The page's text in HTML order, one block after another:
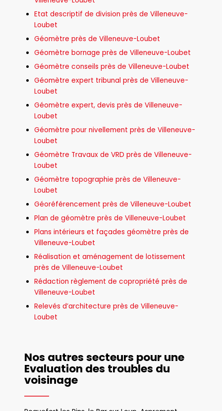
Etat descriptif de division près de Villeneuve-
Loubet
Géomètre près de Villeneuve-Loubet
Géomètre bornage près de Villeneuve-Loubet
Géomètre conseils près de Villeneuve-Loubet
Géomètre expert tribunal près de Villeneuve-
Loubet
Géomètre expert, devis près de Villeneuve-
Loubet
Géomètre pour nivellement près de Villeneuve-
Loubet
Géomètre Travaux de VRD près de Villeneuve-
Loubet
Géomètre topographie près de Villeneuve-
Loubet
Géoréférencement près de Villeneuve-Loubet
Plan de géomètre près de Villeneuve-Loubet
Plans intérieurs et façades géomètre près de
Villeneuve-Loubet
Réalisation et aménagement de lotissement
près de Villeneuve-Loubet
Rédaction règlement de copropriété près de
Villeneuve-Loubet
Relevés d’architecture près de Villeneuve-
Loubet
Nos autres secteurs pour une
Evaluation des troubles du
voisinage